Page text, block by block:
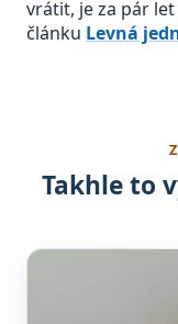
vrátit, je za pár
článku Levná
Takhle to